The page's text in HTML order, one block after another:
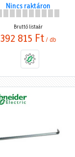
Nincs raktáron
Bruttó listaár
392 815 Ft / db